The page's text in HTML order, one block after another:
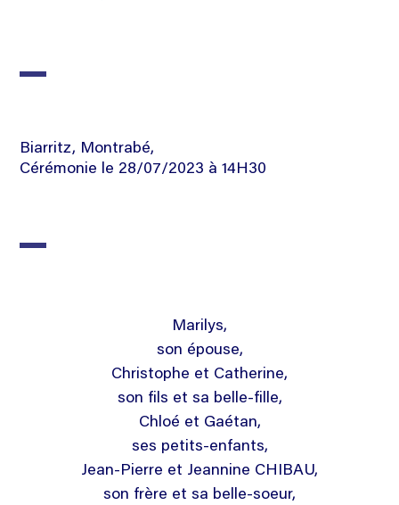
Biarritz, Montrabé,
Cérémonie le 28/07/2023 à 14H30
Marilys,
son épouse,
Christophe et Catherine,
son fils et sa belle-fille,
Chloé et Gaétan,
ses petits-enfants,
Jean-Pierre et Jeannine CHIBAU,
son frère et sa belle-soeur,